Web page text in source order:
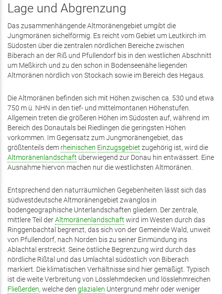
Lage und Abgrenzung
Das zusammenhängende Altmoränengebiet umgibt die
Jungmoränen sichelförmig. Es reicht vom Gebiet um Leutkirch im
Südosten über die zentralen nördlichen Bereiche zwischen
Biberach an der Riß und Pfullendorf bis in den westlichen Abschnitt
um Meßkirch und zu den schon in Bodenseenähe liegenden
Altmoränen nördlich von Stockach sowie im Bereich des Hegaus.
Die Altmoränen befinden sich mit Höhen zwischen ca. 530 und etwa
750 m ü. NHN in den tief- und mittelmontanen Höhenstufen.
Allgemein treten die größeren Höhen im Südosten auf, während im
Bereich des Donautals bei Riedlingen die geringsten Höhen
vorkommen. Im Gegensatz zum Jungmoränengebiet, das
größtenteils dem rheinischen Einzugsgebiet zugehörig ist, wird die
Altmoränenlandschaft überwiegend zur Donau hin entwässert. Eine
Ausnahme hiervon machen nur die westlichsten Altmoränen.
Entsprechend den naturräumlichen Gegebenheiten lässt sich das
südwestdeutsche Altmoränengebiet zwanglos in
bodengeographische Unterlandschaften gliedern. Der zentrale,
mittlere Teil derAltmoränenlandschaft wird im Westen durch das
Ringgenbachtal begrenzt, das sich von der Gemeinde Wald, unweit
von Pfullendorf, nach Norden bis zu seiner Einmündung ins
Ablachtal erstreckt. Seine östliche Begrenzung wird durch das
nördliche Rißtal und das Umlachtal südöstlich von Biberach
markiert. Die klimatischen Verhältnisse sind hier gemäßigt. Typisch
ist die weite Verbreitung von Lösslehmdecken und lösslehmreichen
Fließerden, welche den glazialen Untergrund mehr oder weniger